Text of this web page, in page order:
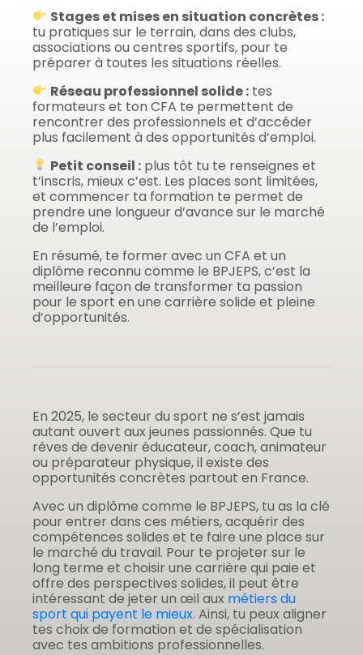
Stages et mises en situation concrètes :
tu pratiques sur le terrain, dans des clubs,
associations ou centres sportifs, pour te
préparer à toutes les situations réelles.
Réseau professionnel solide : tes
formateurs et ton CFA te permettent de
rencontrer des professionnels et d’accéder
plus facilement à des opportunités d’emploi.
Petit conseil : plus tôt tu te renseignes et
t’inscris, mieux c’est. Les places sont limitées,
et commencer ta formation te permet de
prendre une longueur d’avance sur le marché
de l’emploi.
En résumé, te former avec un CFA et un
diplôme reconnu comme le BPJEPS, c’est la
meilleure façon de transformer ta passion
pour le sport en une carrière solide et pleine
d’opportunités.
En 2025, le secteur du sport ne s’est jamais
autant ouvert aux jeunes passionnés. Que tu
rêves de devenir éducateur, coach, animateur
ou préparateur physique, il existe des
opportunités concrètes partout en France.
Avec un diplôme comme le BPJEPS, tu as la clé
pour entrer dans ces métiers, acquérir des
compétences solides et te faire une place sur
le marché du travail. Pour te projeter sur le
long terme et choisir une carrière qui paie et
offre des perspectives solides, il peut être
intéressant de jeter un œil aux métiers du
sport qui payent le mieux. Ainsi, tu peux aligner
tes choix de formation et de spécialisation
avec tes ambitions professionnelles.